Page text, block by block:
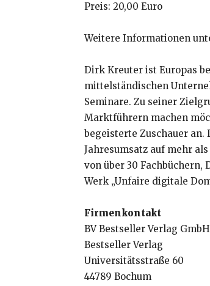
Preis: 20,00 Euro
Weitere Informationen
Dirk Kreuter ist Europas
mittelständischen
Seminare. Zu seiner
Marktführern machen
begeisterte Zuschauer
Jahresumsatz auf mehr
von über 30 Fachbüchern,
Werk „Unfaire digitale
Firmenkontakt
BV Bestseller Verlag GmbH
Bestseller Verlag
Universitätsstraße 60
44789 Bochum